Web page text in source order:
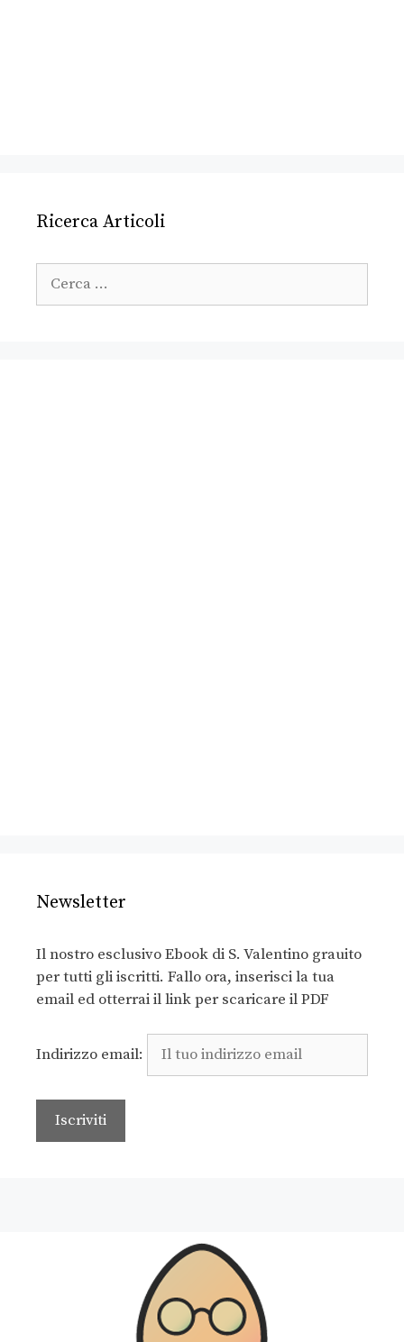
Ricerca Articoli
Newsletter
Il nostro esclusivo Ebook di S. Valentino grauito
per tutti gli iscritti. Fallo ora, inserisci la tua
email ed otterrai il link per scaricare il PDF
Indirizzo email: